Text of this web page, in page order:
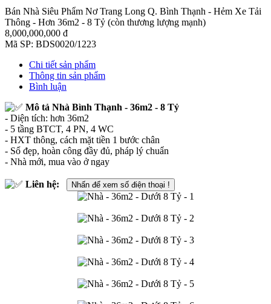
Bán Nhà Siêu Phẩm Nơ Trang Long Q. Bình Thạnh - Hẻm Xe Tải
Thông - Hơn 36m2 - 8 Tỷ (còn thương lượng mạnh)
8,000,000,000 đ
Mã SP: BDS0020/1223
Chi tiết sản phẩm
Thông tin sản phẩm
Bình luận
Mô tả Nhà Bình Thạnh - 36m2 - 8 Tỷ
- Diện tích: hơn 36m2
- 5 tầng BTCT, 4 PN, 4 WC
- HXT thông, cách mặt tiền 1 bước chân
- Sổ đẹp, hoàn công đầy đủ, pháp lý chuẩn
- Nhà mới, mua vào ở ngay
Liên hệ: Nhấn để xem số điện thoại !